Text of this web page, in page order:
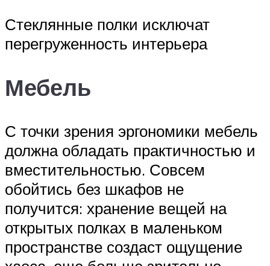
Стеклянные полки исключат
перегруженность интерьера
Мебель
С точки зрения эргономики мебель
должна обладать практичностью и
вместительностью. Совсем
обойтись без шкафов не
получится: хранение вещей на
открытых полках в маленьком
пространстве создаст ощущение